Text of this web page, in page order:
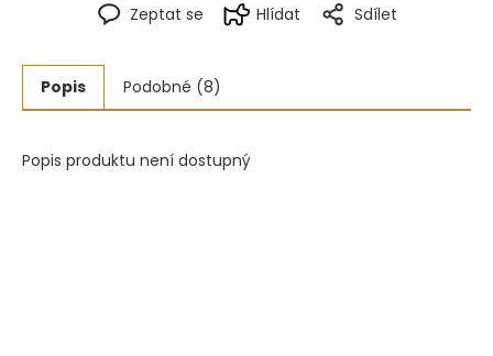
Zeptat se Hlídat Sdílet
Popis Podobné (8)
Popis produktu není dostupný